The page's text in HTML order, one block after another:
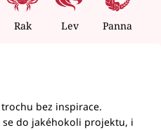
Rak Lev Panna
bez inspirace.
do jakéhokoli projektu, i